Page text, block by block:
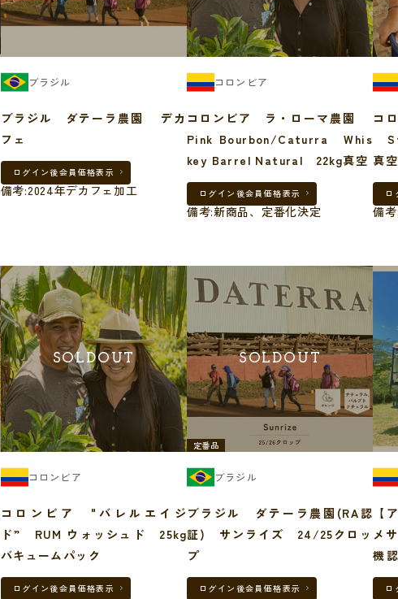
ブラジル
ブラジル ダテーラ農園 デカ
フェ
ログイン後会員価格表示
備考:2024年デカフェ加工
コロンビア
コロンビア ラ・ローマ農園
Pink Bourbon/Caturra Whis
key Barrel Natural 22kg真空
ログイン後会員価格表示
備考:新商品、定番化決定
コ
真空
ロ
備
SOLDOUT
コロンビア
コロンビア "バレルエイジ
ド” RUM ウォッシュド 25kg
バキュームパック
ログイン後会員価格表示
SOLDOUT
定番品
ブラジル
ブラジル ダテーラ農園(RA認
証) サンライズ 24/25クロッ
プ
ログイン後会員価格表示
【
メサ
機
ロ